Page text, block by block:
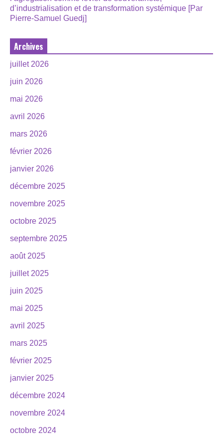
d’industrialisation et de transformation systémique [Par
Pierre-Samuel Guedj]
Archives
juillet 2026
juin 2026
mai 2026
avril 2026
mars 2026
février 2026
janvier 2026
décembre 2025
novembre 2025
octobre 2025
septembre 2025
août 2025
juillet 2025
juin 2025
mai 2025
avril 2025
mars 2025
février 2025
janvier 2025
décembre 2024
novembre 2024
octobre 2024